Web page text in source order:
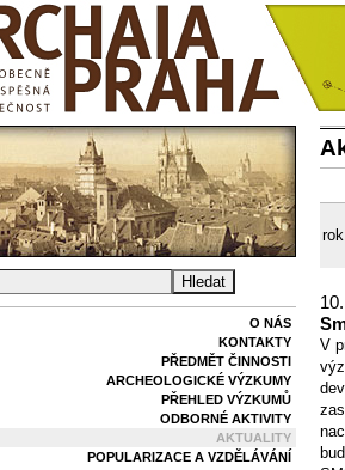
V
O NÁS
KONTAKTY
PŘEDMĚT ČINNOSTI
ARCHEOLOGICKÉ VÝZKUMY
PŘEHLED VÝZKUMŮ
ODBORNÉ AKTIVITY
AKTUALITY
POPULARIZACE A VZDĚLÁVÁNÍ